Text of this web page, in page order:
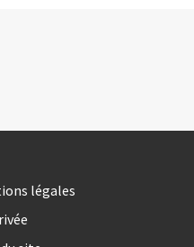
légales